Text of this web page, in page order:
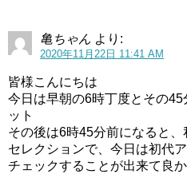
亀ちゃん より:
2020年11月22日 11:41 AM
皆様こんにちは
今日は早朝の6時丁度とその
ット
その後は6時45分前になると
セレクションで、今日は初代
チェックすることが出来て良